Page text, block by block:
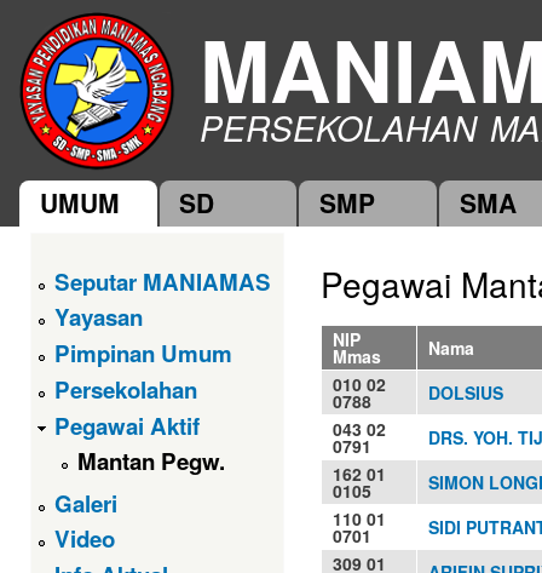
PERSEKOLAHAN
Main menu
UMUM SD SMP SMA
Seputar MANIAMAS
Yayasan
Pimpinan Umum
Persekolahan
Pegawai Aktif
Mantan Pegw.
Galeri
Video
Pegawai
NIP
Mmas
Nama
010 02
0788
DOLSIUS
043 02
0791
DRS. YOH.
162 01
0105
SIMON
110 01
0701
SIDI
309 01